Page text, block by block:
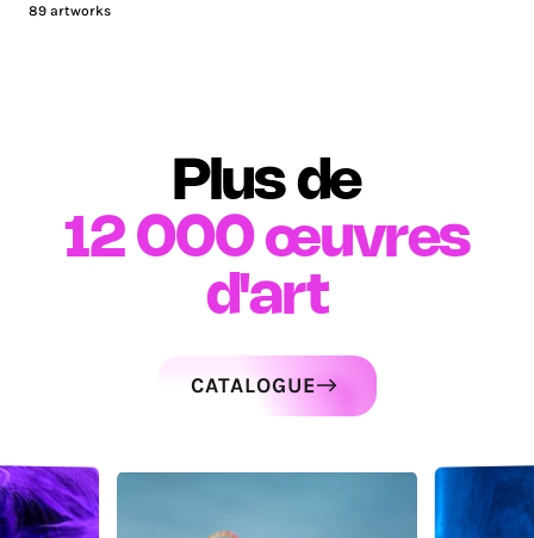
89 artworks
Plus de
12 000 œuvres
d'art
CATALOGUE